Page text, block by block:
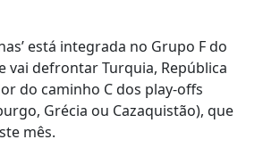
está integrada no Grupo F do
vai defrontar Turquia, República
do caminho C dos play-offs
Grécia ou Cazaquistão), que
mês.